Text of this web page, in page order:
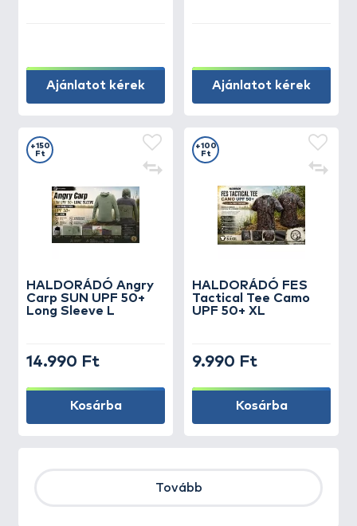
Ajánlatot kérek Ajánlatot kérek
HALDORÁDÓ Angry
Carp SUN UPF 50+
Long Sleeve L
+150
Ft
14.990 Ft
Kosárba
HALDORÁDÓ FES
Tactical Tee Camo
UPF 50+ XL
+100
Ft
9.990 Ft
Kosárba
Tovább